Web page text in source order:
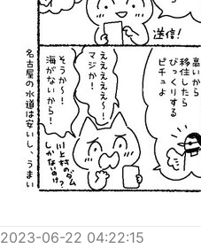
2023-06-22 04:22:15